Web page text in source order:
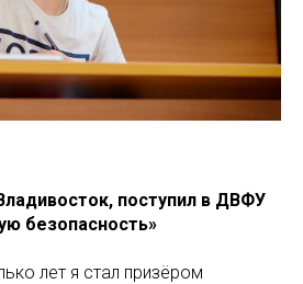
поступил в ДВФУ
безопасность»
лет я стал призёром